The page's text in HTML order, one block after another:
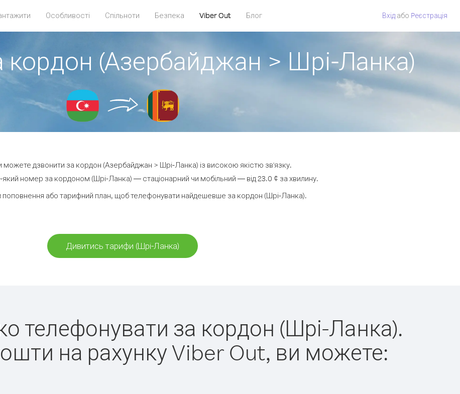
Особливості Спільноти Безпека Viber Out Блог Вхід або Pеєстрація
кордон (Азербайджан > Шрі-Ланка)
можете дзвонити за кордон (Азербайджан > Шрі-Ланка) із високою якістю зв'язку.
номер за кордоном (Шрі-Ланка) — стаціонарний чи мобільний — від 23.0 ¢ за хвилину.
поповнення або тарифний план, щоб телефонувати найдешевше за кордон (Шрі-Ланка).
Дивитись тарифи (Шрі-Ланка)
телефонувати за кордон (Шрі-Ланка).
на рахунку Viber Out, ви можете: